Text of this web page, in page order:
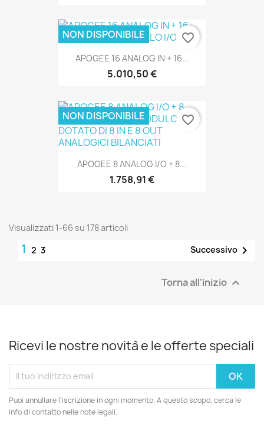
SOLO ONLINE
APOGEE 16 ANALOG IN + 16...
5.010,50 €
NON DISPONIBILE favorite_border
APOGEE 8 ANALOG I/O + 8...
1.758,91 €
NON DISPONIBILE favorite_border
Visualizzati 1-66 su 178 articoli
1 2 3 Successivo 
Torna all'inizio 
Ricevi le nostre novità e le offerte speciali
Puoi annullare l'iscrizione in ogni momento. A questo scopo, cerca le
info di contatto nelle note legali.